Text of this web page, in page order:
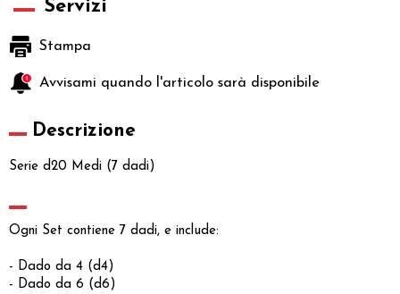
Servizi
Stampa
Avvisami quando l'articolo sarà disponibile
Descrizione
Serie d20 Medi (7 dadi)
Ogni Set contiene 7 dadi, e include:
- Dado da 4 (d4)
- Dado da 6 (d6)